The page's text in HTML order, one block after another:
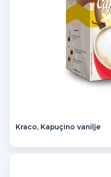
Kraco, Kapuçino vanilje